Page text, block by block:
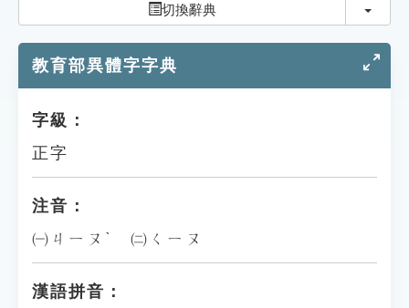
貓頭鷹博士
切換辭典 切換
教育部異體字字典
字級：
正字
注音：
㈠ㄐㄧㄡˋ ㈡ㄑㄧㄡ
漢語拼音：